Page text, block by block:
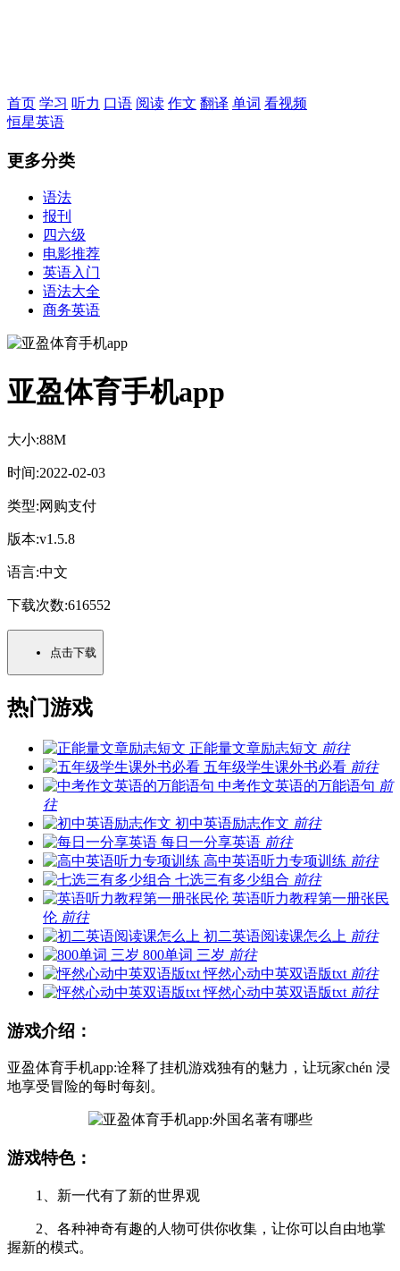
首页 学习 听力 口语 阅读 作文 翻译 单词 看视频
恒星英语
更多分类
语法
报刊
四六级
电影推荐
英语入门
语法大全
商务英语
亚盈体育手机app
大小:88M
时间:2022-02-03
类型:网购支付
版本:v1.5.8
语言:中文
下载次数:616552
点击下载
热门游戏
正能量文章励志短文 前往
五年级学生课外书必看 前往
中考作文英语的万能语句 前
往
初中英语励志作文 前往
每日一分享英语 前往
高中英语听力专项训练 前往
七选三有多少组合 前往
英语听力教程第一册张民
伦 前往
初二英语阅读课怎么上 前往
800单词 三岁 前往
怦然心动中英双语版txt 前往
怦然心动中英双语版txt 前往
游戏介绍：
亚盈体育手机app:诠释了挂机游戏独有的魅力，让玩家chén 浸
地享受冒险的每时每刻。
游戏特色：
1、新一代有了新的世界观
2、各种神奇有趣的人物可供你收集，让你可以自由地掌
握新的模式。